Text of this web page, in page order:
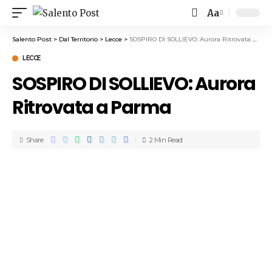
Aa
Salento Post > Dal Territorio > Lecce > SOSPIRO DI SOLLIEVO: Aurora Ritrovata a Parma
LECCE
SOSPIRO DI SOLLIEVO: Aurora
Ritrovata a Parma
Share 2 Min Read